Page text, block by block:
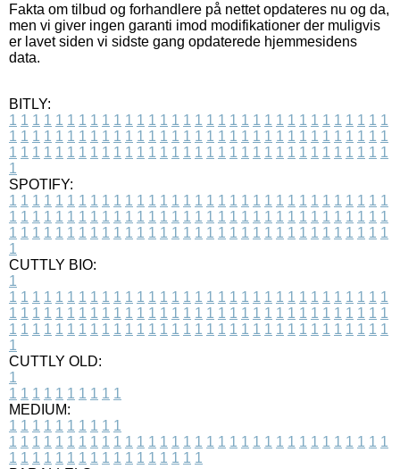
Fakta om tilbud og forhandlere på nettet opdateres nu og da,
men vi giver ingen garanti imod modifikationer der muligvis
er lavet siden vi sidste gang opdaterede hjemmesidens
data.
BITLY:
1 1 1 1 1 1 1 1 1 1 1 1 1 1 1 1 1 1 1 1 1 1 1 1 1 1 1 1 1 1 1 1 1
1 1 1 1 1 1 1 1 1 1 1 1 1 1 1 1 1 1 1 1 1 1 1 1 1 1 1 1 1 1 1 1 1
1 1 1 1 1 1 1 1 1 1 1 1 1 1 1 1 1 1 1 1 1 1 1 1 1 1 1 1 1 1 1 1 1
1
SPOTIFY:
1 1 1 1 1 1 1 1 1 1 1 1 1 1 1 1 1 1 1 1 1 1 1 1 1 1 1 1 1 1 1 1 1
1 1 1 1 1 1 1 1 1 1 1 1 1 1 1 1 1 1 1 1 1 1 1 1 1 1 1 1 1 1 1 1 1
1 1 1 1 1 1 1 1 1 1 1 1 1 1 1 1 1 1 1 1 1 1 1 1 1 1 1 1 1 1 1 1 1
1
CUTTLY BIO:
1
1 1 1 1 1 1 1 1 1 1 1 1 1 1 1 1 1 1 1 1 1 1 1 1 1 1 1 1 1 1 1 1 1
1 1 1 1 1 1 1 1 1 1 1 1 1 1 1 1 1 1 1 1 1 1 1 1 1 1 1 1 1 1 1 1 1
1 1 1 1 1 1 1 1 1 1 1 1 1 1 1 1 1 1 1 1 1 1 1 1 1 1 1 1 1 1 1 1 1
1
CUTTLY OLD:
1
1 1 1 1 1 1 1 1 1 1
MEDIUM:
1 1 1 1 1 1 1 1 1 1
1 1 1 1 1 1 1 1 1 1 1 1 1 1 1 1 1 1 1 1 1 1 1 1 1 1 1 1 1 1 1 1 1
1 1 1 1 1 1 1 1 1 1 1 1 1 1 1 1 1